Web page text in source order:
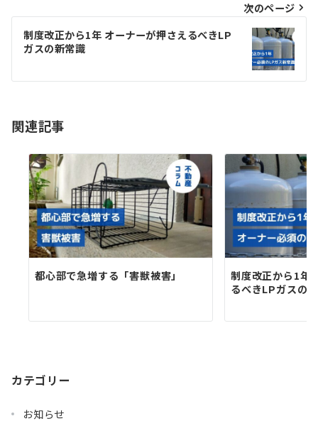
ビ
ゲ
ー
シ
ン
次のページ
制度改正から1年 オーナーが押さえるべきLP
ガスの新常識
関連記事
都心部で急増する「害獣被害」
制度改正から1年
るべきLPガスの
カテゴリー
お知らせ